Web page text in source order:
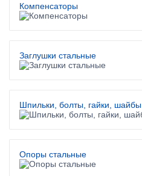
Компенсаторы
Заглушки стальные
Шпильки, болты, гайки, шайбы
Опоры стальные